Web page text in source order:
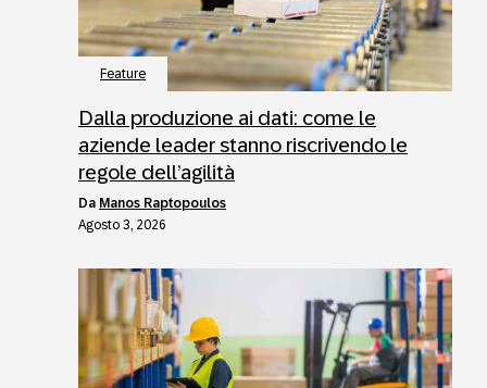
Feature
Dalla produzione ai dati: come le
aziende leader stanno riscrivendo le
regole dell’agilità
da Manos Raptopoulos
Agosto 3, 2026